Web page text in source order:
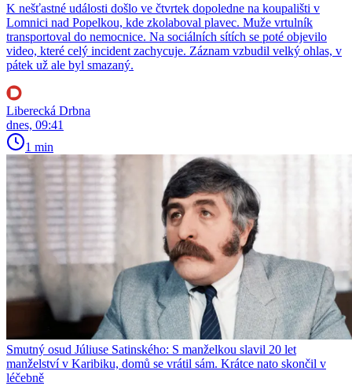
K nešťastné události došlo ve čtvrtek dopoledne na koupališti v
Lomnici nad Popelkou, kde zkolaboval plavec. Muže vrtulník
transportoval do nemocnice. Na sociálních sítích se poté objevilo
video, které celý incident zachycuje. Záznam vzbudil velký ohlas, v
pátek už ale byl smazaný.
Liberecká Drbna
dnes, 09:41
1 min
Smutný osud Júliuse Satinského: S manželkou slavil 20 let
manželství v Karibiku, domů se vrátil sám. Krátce nato skončil v
léčebně